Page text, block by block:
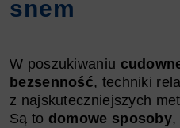
snem
W poszukiwaniu
bezsenność, techniki
z najskuteczniejszych
Są to domowe sposoby,